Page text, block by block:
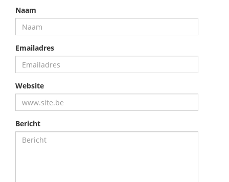
Naam
Emailadres
Website
Bericht